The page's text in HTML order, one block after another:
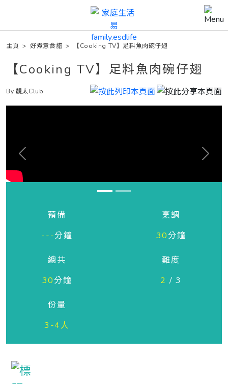
主頁 >好煮意食譜 > 【Cooking TV】足料魚肉碗仔翅
【Cooking TV】足料魚肉碗仔翅
By 靚太Club
Previous Next
預備
---分鐘
烹調
30分鐘
總共
30分鐘
難度
2 / 3
份量
3-4人